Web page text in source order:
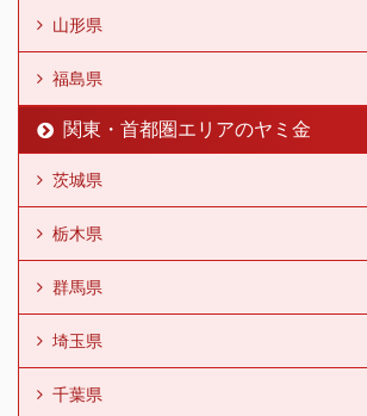
山形県
福島県
関東・首都圏エリアのヤミ金
茨城県
栃木県
群馬県
埼玉県
千葉県